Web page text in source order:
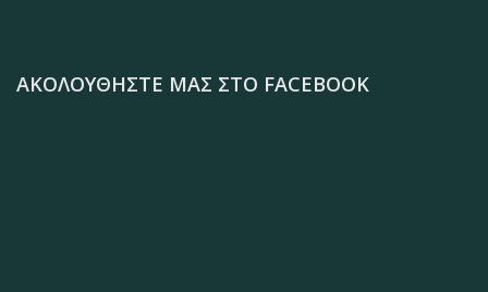
ΑΚΟΛΟΥΘΉΣΤΕ ΜΑΣ ΣΤΟ FACEBOOK